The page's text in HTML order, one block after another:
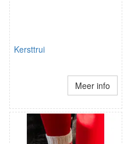
Kersttrui
Meer info